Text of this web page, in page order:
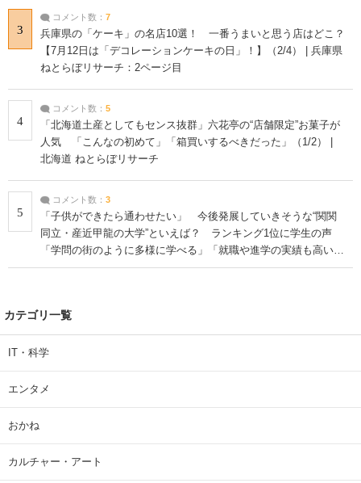
3
コメント数： 7
兵庫県の「ケーキ」の名店10選！ 一番うまいと思う店はどこ？
【7月12日は「デコレーションケーキの日」！】（2/4） | 兵庫県
ねとらぼリサーチ：2ページ目
4
コメント数： 5
「北海道土産としてもセンス抜群」六花亭の“店舗限定”お菓子が
人気 「こんなの初めて」「箱買いするべきだった」（1/2） |
北海道 ねとらぼリサーチ
5
コメント数： 3
「子供ができたら通わせたい」 今後発展していきそうな“関関
同立・産近甲龍の大学”といえば？ ランキング1位に学生の声
「学問の街のように多様に学べる」「就職や進学の実績も高い」
| 大学 ねとらぼリサーチ
カテゴリ一覧
IT・科学
エンタメ
おかね
カルチャー・アート